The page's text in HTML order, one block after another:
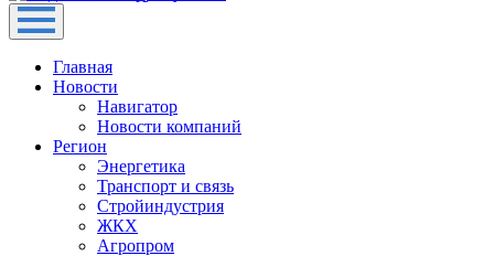
Главная
Новости
Навигатор
Новости компаний
Регион
Энергетика
Транспорт и связь
Стройиндустрия
ЖКХ
Агропром